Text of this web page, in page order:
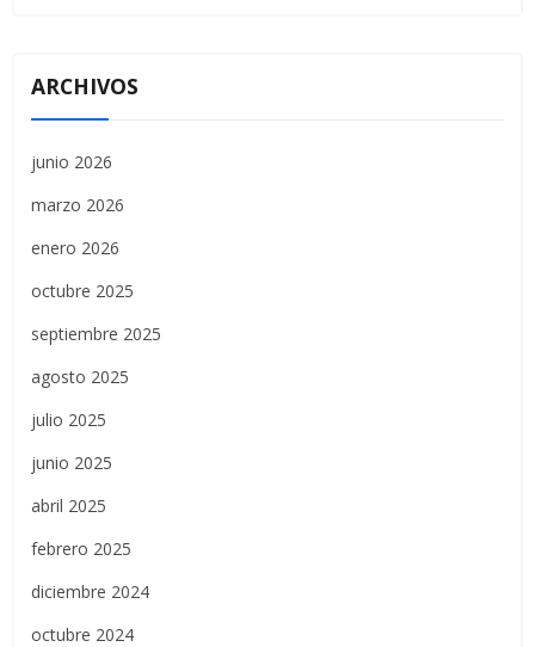
ARCHIVOS
junio 2026
marzo 2026
enero 2026
octubre 2025
septiembre 2025
agosto 2025
julio 2025
junio 2025
abril 2025
febrero 2025
diciembre 2024
octubre 2024